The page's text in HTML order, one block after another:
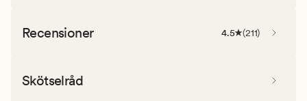
Recensioner 4.5 (211)
Skötselråd